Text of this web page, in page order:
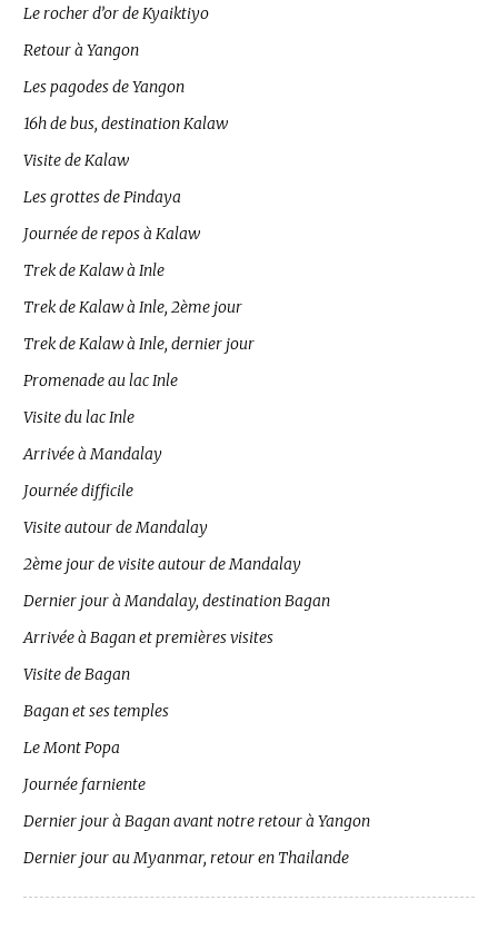
Le rocher d’or de Kyaiktiyo
Retour à Yangon
Les pagodes de Yangon
16h de bus, destination Kalaw
Visite de Kalaw
Les grottes de Pindaya
Journée de repos à Kalaw
Trek de Kalaw à Inle
Trek de Kalaw à Inle, 2ème jour
Trek de Kalaw à Inle, dernier jour
Promenade au lac Inle
Visite du lac Inle
Arrivée à Mandalay
Journée difficile
Visite autour de Mandalay
2ème jour de visite autour de Mandalay
Dernier jour à Mandalay, destination Bagan
Arrivée à Bagan et premières visites
Visite de Bagan
Bagan et ses temples
Le Mont Popa
Journée farniente
Dernier jour à Bagan avant notre retour à Yangon
Dernier jour au Myanmar, retour en Thailande